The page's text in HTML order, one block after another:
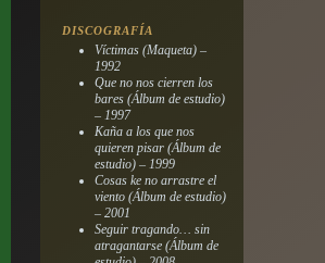
DISCOGRAFÍA
Víctimas (Maqueta) –
1992
Que no nos cierren los
bares (Álbum de estudio)
– 1997
Kaña a los que nos
quieren pisar (Álbum de
estudio) – 1999
Cosas ke no arrastre el
viento (Álbum de estudio)
– 2001
Seguir tragando… sin
atragantarse (Álbum de